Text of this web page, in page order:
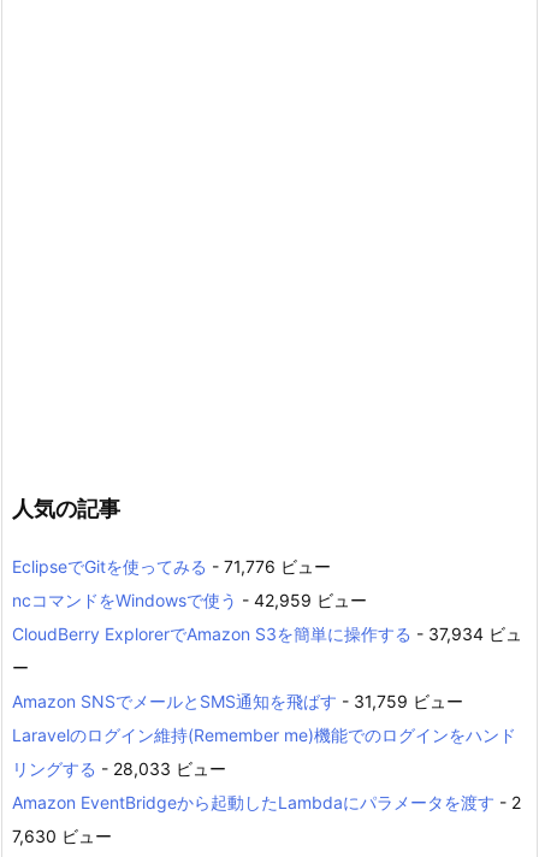
人気の記事
EclipseでGitを使ってみる - 71,776 ビュー
ncコマンドをWindowsで使う - 42,959 ビュー
CloudBerry ExplorerでAmazon S3を簡単に操作する - 37,934 ビュ
ー
Amazon SNSでメールとSMS通知を飛ばす - 31,759 ビュー
Laravelのログイン維持(Remember me)機能でのログインをハンド
リングする - 28,033 ビュー
Amazon EventBridgeから起動したLambdaにパラメータを渡す - 2
7,630 ビュー